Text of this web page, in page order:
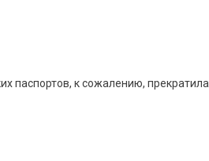
паспортов, к сожалению, прекратила